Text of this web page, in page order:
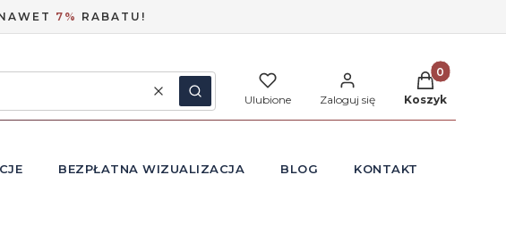
7% RABATU!
WyczyśćSzukaj Ulubione Zaloguj się
Produkty w
Koszyk
BEZPŁATNA WIZUALIZACJA BLOG KONTAKT